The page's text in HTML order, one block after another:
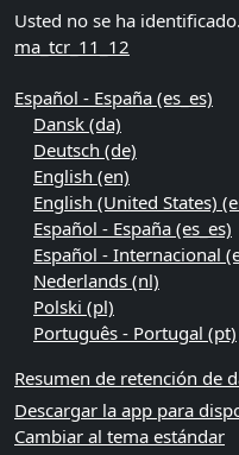
Usted no se ha
ma_tcr_11_12
Español - España ‎(es_es)‎
Dansk ‎(da)‎
Deutsch ‎(de)‎
English ‎(en)‎
English (United States)
Español - España ‎(es_es)‎
Español - Internacional
Nederlands ‎(nl)‎
Polski ‎(pl)‎
Português - Portugal ‎(pt)‎
Resumen de retención de
Descargar la app para
Cambiar al tema estándar